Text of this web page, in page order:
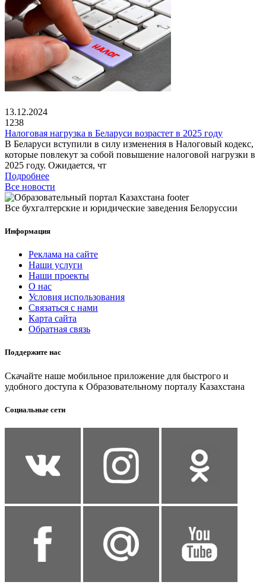
13.12.2024
1238
Налоговая нагрузка в Беларуси возрастет в 2025 году
В Беларуси вступили в силу изменения в Налоговый кодекс,
которые повлекут за собой повышение налоговой нагрузки в
2025 году. Ожидается, чт
Подробнее
Все новости
Все бухгалтерские и юридические заведения Белоруссии
Информация
Реклама на сайте
Наши услуги
Наши проекты
О нас
Условия использования
Связаться с нами
Карта сайта
Обратная связь
Поддержите нас
Скачайте наше мобильное приложение для быстрого и
удобного доступа к Образовательному порталу Казахстана
Социальные сети